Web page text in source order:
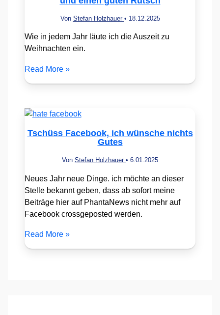
Von Stefan Holzhauer • 18.12.2025
Wie in jedem Jahr läute ich die Auszeit zu
Weihnachten ein.
Read More »
Tschüss Facebook, ich wünsche nichts
Gutes
Von Stefan Holzhauer • 6.01.2025
Neues Jahr neue Dinge. ich möchte an dieser
Stelle bekannt geben, dass ab sofort meine
Beiträge hier auf PhantaNews nicht mehr auf
Facebook crossgeposted werden.
Read More »